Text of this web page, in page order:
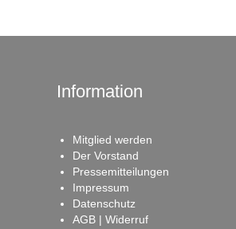
Information
Mitglied werden
Der Vorstand
Pressemitteilungen
Impressum
Datenschutz
AGB | Widerruf